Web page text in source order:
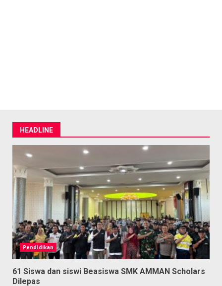
HEADLINE
Pendidikan
61 Siswa dan siswi Beasiswa SMK AMMAN Scholars
Dilepas